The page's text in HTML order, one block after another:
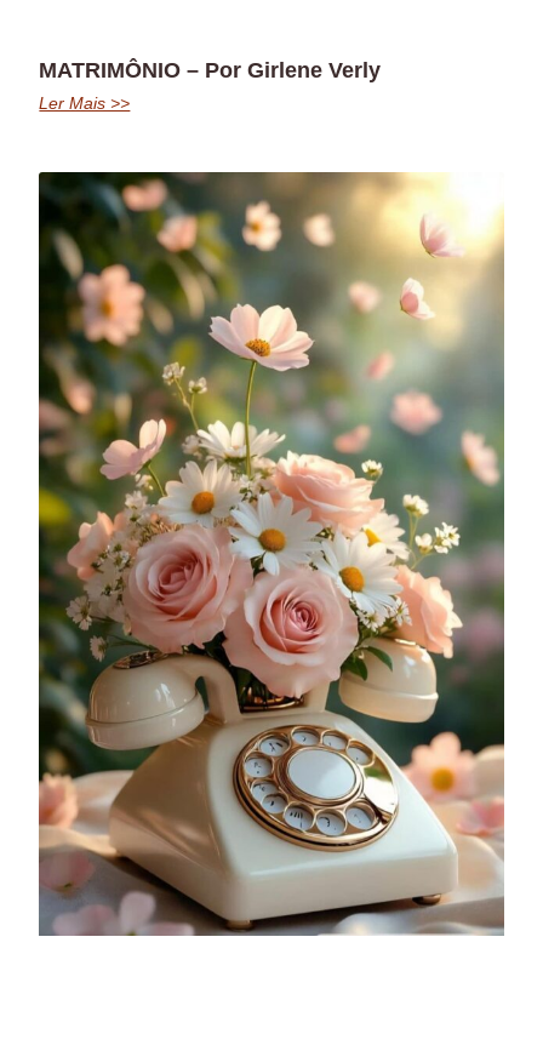
MATRIMÔNIO – Por Girlene Verly
Ler Mais >>